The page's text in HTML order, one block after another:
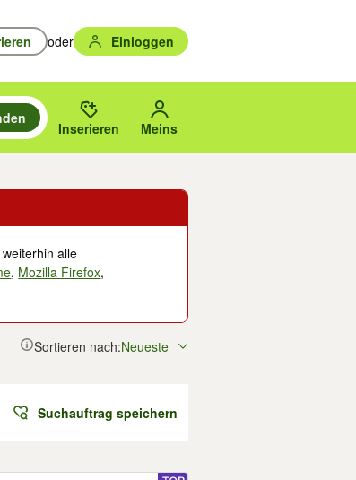
oder Einloggen
und mit Eingabetaste auswählen.
oder Vorschläge mit den Pfeiltasten nach oben/
Orts oder PLZ.
Inserieren Meins
alle
, Mozilla Firefox,
Sortieren nach:Neueste
Suchauftrag speichern